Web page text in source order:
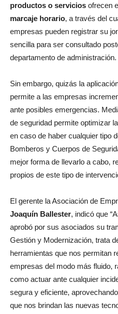
productos o servicios ofrecen
marcaje horario, a través del
empresas pueden registrar su
sencilla para ser consultado
departamento de administración.
Sin embargo, quizás la
permite a las empresas
ante posibles emergencias.
de seguridad permite optimizar
en caso de haber cualquier tipo
Bomberos y Cuerpos de
mejor forma de llevarlo a cabo,
propios de este tipo de
El gerente la Asociación de
Joaquín Ballester, indicó que
aprobó por sus asociados su
Gestión y Modernización, trata
herramientas que nos permitan
empresas del modo más fluido,
como actuar ante cualquier
segura y eficiente,
que nos brindan las nuevas